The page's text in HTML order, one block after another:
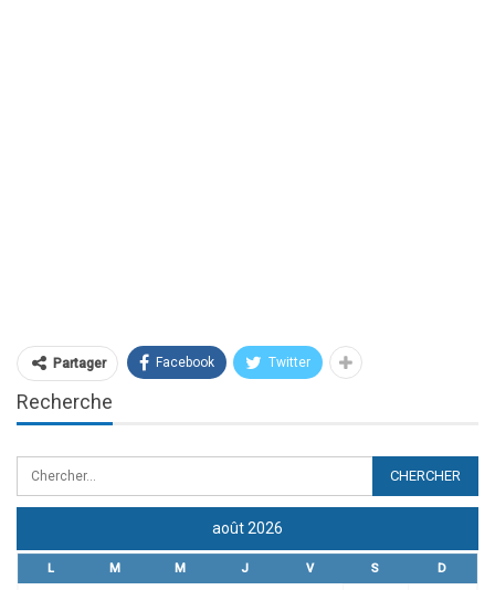
Partager Facebook Twitter
Recherche
août 2026
L M M J V S D